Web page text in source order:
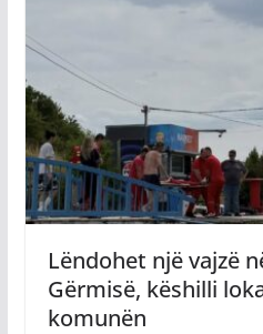
Lëndohet një vajzë
Gërmisë, këshilli
komunën